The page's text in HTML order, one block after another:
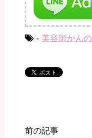
- 美容師かんの
前の記事